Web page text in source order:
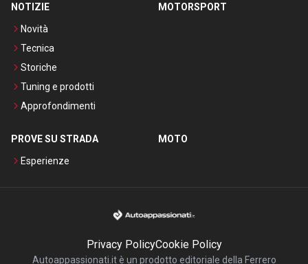
NOTIZIE
Novità
Tecnica
Storiche
Tuning e prodotti
Approfondimenti
MOTORSPORT
PROVE SU STRADA
Esperienze
MOTO
Privacy PolicyCookie Policy
Autoappassionati.it è un prodotto editoriale della Ferrero